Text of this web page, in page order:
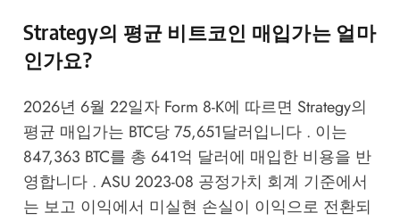
Strategy의 평균 비트코인 매입가는 얼마
인가요?
2026년 6월 22일자 Form 8-K에 따르면 Strategy의
평균 매입가는 BTC당 75,651달러입니다 . 이는
847,363 BTC를 총 641억 달러에 매입한 비용을 반
영합니다 . ASU 2023-08 공정가치 회계 기준에서
는 보고 이익에서 미실현 손실이 이익으로 전환되